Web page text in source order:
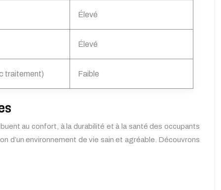
Élevé
Élevé
traitement) Faible
au confort, à la durabilité et à la santé des occupants
d’un environnement de vie sain et agréable. Découvrons